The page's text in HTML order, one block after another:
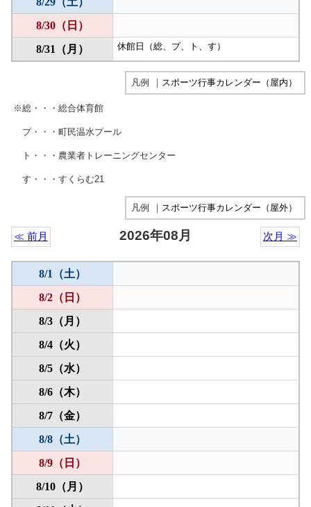
凡例 ｜ スポーツ行事カレンダー（屋内）
※総・・・総合体育館
プ・・・町民温水プール
ト・・・農業者トレーニングセンター
す・・・すくらむ21
凡例 ｜ スポーツ行事カレンダー（屋外）
≪ 前月 次月 ≫
2026年08月